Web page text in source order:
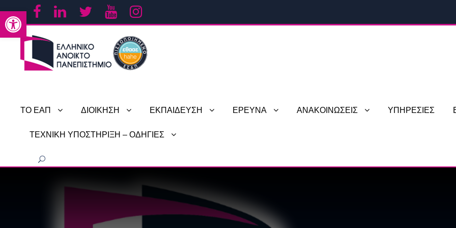
Ανοίξτε τη γραμμή εργαλείων
ΤΟ ΕΑΠ ΔΙΟΙΚΗΣΗ ΕΚΠΑΙΔΕΥΣΗ ΕΡΕΥΝΑ ΑΝΑΚΟΙΝΩΣΕΙΣ ΥΠΗΡΕΣΙΕΣ
ΤΕΧΝΙΚΗ ΥΠΟΣΤΗΡΙΞΗ – ΟΔΗΓΙΕΣ